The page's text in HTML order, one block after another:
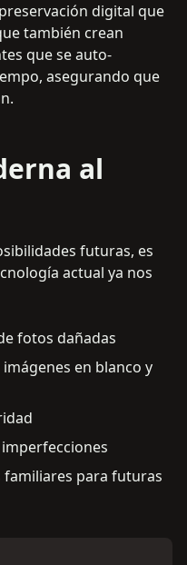
digital que
también crean
que se auto-
asegurando que
al
futuras, es
actual ya nos
fotos dañadas
en blanco y
familiares para futuras